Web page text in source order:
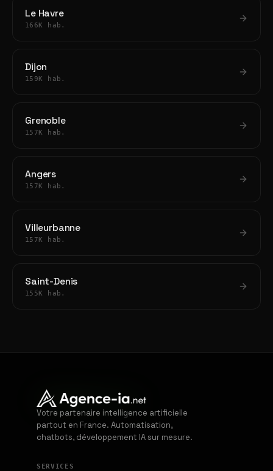
Le Havre
166K hab.
Dijon
159K hab.
Grenoble
157K hab.
Angers
157K hab.
Villeurbanne
157K hab.
Saint-Denis
155K hab.
Votre partenaire intelligence artificielle
partout en France. Automatisation,
chatbots, développement IA sur mesure.
SERVICES